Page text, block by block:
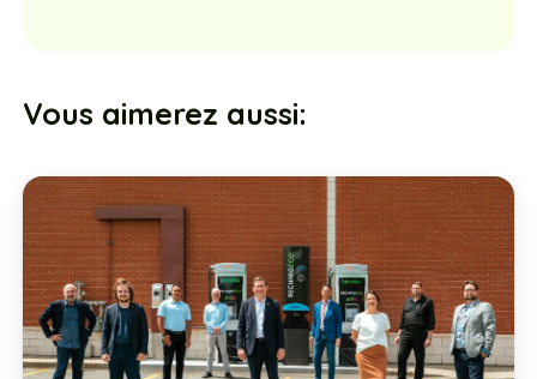
Vous aimerez aussi: